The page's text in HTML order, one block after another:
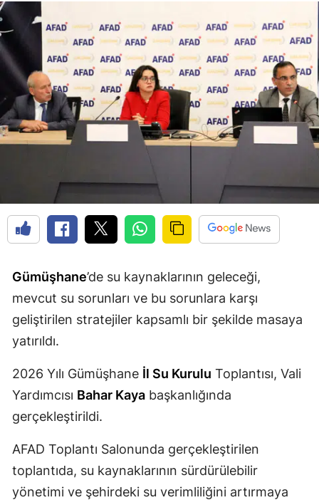
Denizli
Diyarbakır
Edirne
Elazığ
Eskişehir
Gaziantep
Giresun
Gümüşhane
Isparta
İstanbul
İzmir
Gümüşhane’de su kaynaklarının geleceği,
mevcut su sorunları ve bu sorunlara karşı
geliştirilen stratejiler kapsamlı bir şekilde masaya
yatırıldı.
2026 Yılı Gümüşhane İl Su Kurulu Toplantısı, Vali
Yardımcısı Bahar Kaya başkanlığında
gerçekleştirildi.
AFAD Toplantı Salonunda gerçekleştirilen
toplantıda, su kaynaklarının sürdürülebilir
yönetimi ve şehirdeki su verimliliğini artırmaya